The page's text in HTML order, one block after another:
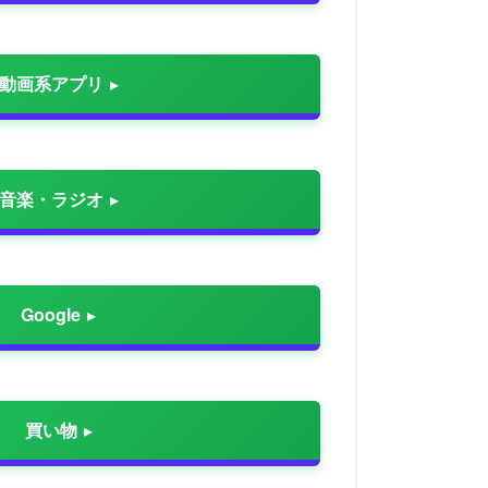
画系アプリ
楽・ラジオ
Google
買い物